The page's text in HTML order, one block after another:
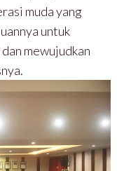
muda yang
untuk
mewujudkan